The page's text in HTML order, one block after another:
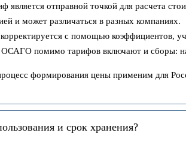
является отправной точкой для расчета
и может различаться в разных компаниях.
с помощью коэффициентов,
помимо тарифов включают и сборы:
формирования цены применим для
и срок хранения?